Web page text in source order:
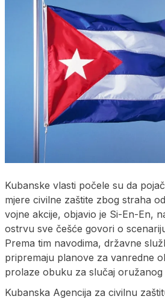
Kubanske vlasti počele su da
mjere civilne zaštite zbog straha
vojne akcije, objavio je Si-En-En,
ostrvu sve češće govori o
Prema tim navodima, državne
pripremaju planove za vanredne
prolaze obuku za slučaj oružanog
Kubanska Agencija za civilnu